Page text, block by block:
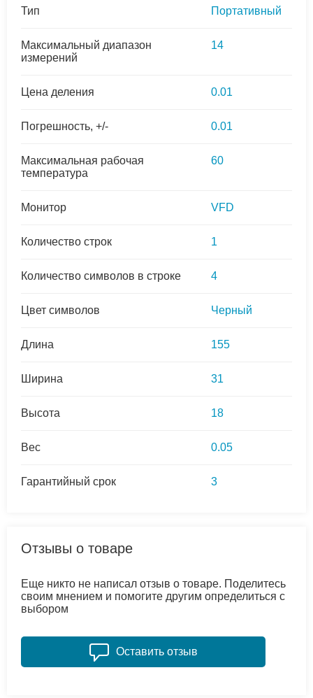
Тип Портативный
Максимальный диапазон
измерений
14
Цена деления 0.01
Погрешность, +/- 0.01
Максимальная рабочая
температура
60
Монитор VFD
Количество строк 1
Количество символов в строке 4
Цвет символов Черный
Длина 155
Ширина 31
Высота 18
Вес 0.05
Гарантийный срок 3
Отзывы о товаре
Еще никто не написал отзыв о товаре. Поделитесь
своим мнением и помогите другим определиться с
выбором
Оставить отзыв